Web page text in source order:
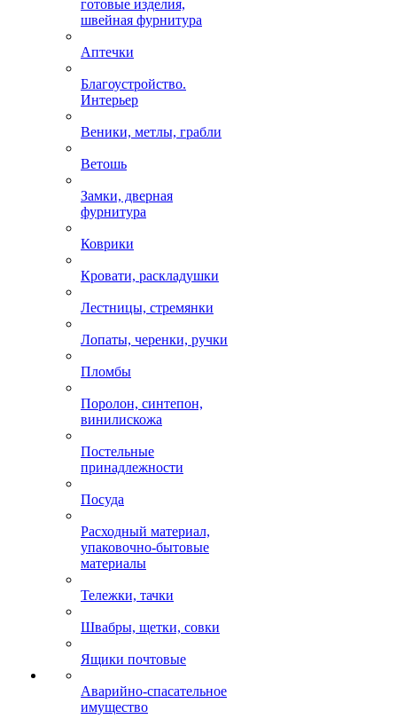
готовые изделия,
швейная фурнитура
Аптечки
Благоустройство.
Интерьер
Веники, метлы, грабли
Ветошь
Замки, дверная
фурнитура
Коврики
Кровати, раскладушки
Лестницы, стремянки
Лопаты, черенки, ручки
Пломбы
Поролон, синтепон,
винилискожа
Постельные
принадлежности
Посуда
Расходный материал,
упаковочно-бытовые
материалы
Тележки, тачки
Швабры, щетки, совки
Ящики почтовые
Аварийно-спасательное
имущество